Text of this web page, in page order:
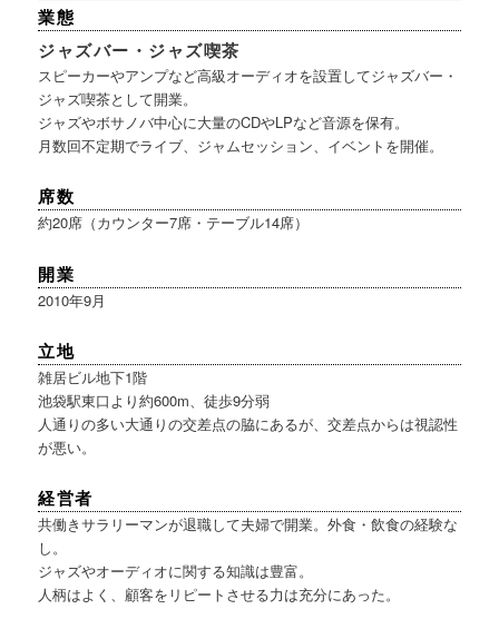
業態
ジャズバー・ジャズ喫茶
スピーカーやアンプなど高級オーディオを設置してジャズバー・
ジャズ喫茶として開業。
ジャズやボサノバ中心に大量のCDやLPなど音源を保有。
月数回不定期でライブ、ジャムセッション、イベントを開催。
席数
約20席（カウンター7席・テーブル14席）
開業
2010年9月
立地
雑居ビル地下1階
池袋駅東口より約600m、徒歩9分弱
人通りの多い大通りの交差点の脇にあるが、交差点からは視認性
が悪い。
経営者
共働きサラリーマンが退職して夫婦で開業。外食・飲食の経験な
し。
ジャズやオーディオに関する知識は豊富。
人柄はよく、顧客をリピートさせる力は充分にあった。